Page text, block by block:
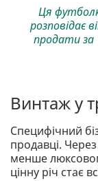
Ця
розповідає
продати за
Винтаж у
Специфічний
продавці.
менше
цінну річ стає